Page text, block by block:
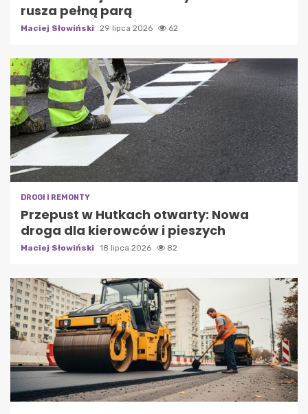
rusza pełną parą
Maciej Słowiński 29 lipca 2026 62
DROGI I REMONTY
Przepust w Hutkach otwarty: Nowa
droga dla kierowców i pieszych
Maciej Słowiński 18 lipca 2026 82